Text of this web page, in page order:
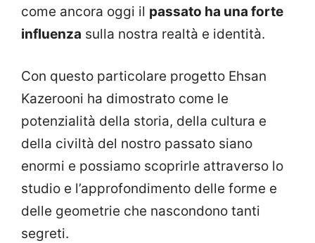
come ancora oggi il passato ha una forte
influenza sulla nostra realtà e identità.
Con questo particolare progetto Ehsan
Kazerooni ha dimostrato come le
potenzialità della storia, della cultura e
della civiltà del nostro passato siano
enormi e possiamo scoprirle attraverso lo
studio e l’approfondimento delle forme e
delle geometrie che nascondono tanti
segreti.